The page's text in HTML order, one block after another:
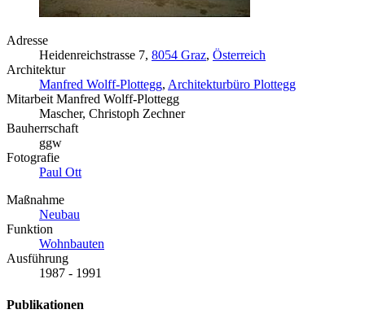
Adresse
Heidenreichstrasse 7, 8054 Graz, Österreich
Architektur
Manfred Wolff-Plottegg, Architekturbüro Plottegg
Mitarbeit Manfred Wolff-Plottegg
Mascher, Christoph Zechner
Bauherrschaft
ggw
Fotografie
Paul Ott
Maßnahme
Neubau
Funktion
Wohnbauten
Ausführung
1987 - 1991
Publikationen